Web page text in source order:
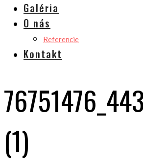
Galéria
O nás
Referencie
Kontakt
(1)